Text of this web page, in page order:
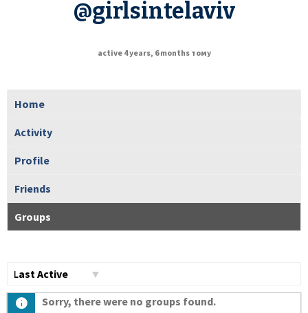
@girlsintelaviv
active 4 years, 6 months тому
Home
Activity
Profile
Friends
Groups
по:
Sorry, there were no groups found.